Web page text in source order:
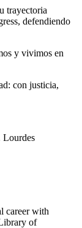
trayectoria
defendiendo
y vivimos en
con justicia,
Lourdes
career with
of